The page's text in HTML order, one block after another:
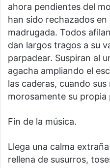
ahora pendientes del
han sido rechazados
madrugada. Todos
dan largos tragos a su
parpadear. Suspiran al
agacha ampliando el
las caderas, cuando
morosamente su propia
Fin de la música.
Llega una calma
rellena de susurros,